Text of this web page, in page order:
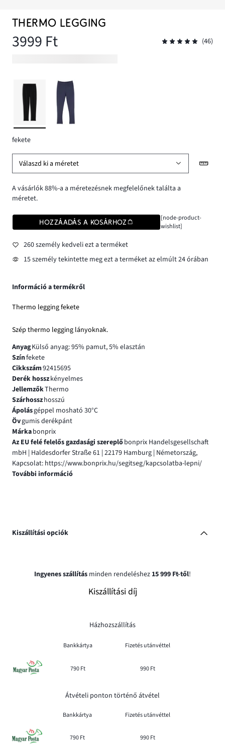
THERMO LEGGING
3999 Ft (46)
fekete
Válaszd ki a méretet
A vásárlók 88%-a a méretezésnek megfelelőnek találta a
méretet.
HOZZÁADÁS A KOSÁRHOZ
[node-product-
wishlist]
260 személy kedveli ezt a terméket
15 személy tekintette meg ezt a terméket az elmúlt 24 órában
Információ a termékről
Thermo legging fekete
Szép thermo legging lányoknak.
AnyagKülső anyag: 95% pamut, 5% elasztán
Színfekete
Cikkszám92415695
Derék hosszkényelmes
JellemzőkThermo
Szárhosszhosszú
Ápolásgéppel mosható 30°C
Övgumis derékpánt
Márkabonprix
Az EU felé felelős gazdasági szereplőbonprix Handelsgesellschaft
mbH | Haldesdorfer Straße 61 | 22179 Hamburg | Németország,
Kapcsolat: https://www.bonprix.hu/segitseg/kapcsolatba-lepni/
További információ
Kiszállítási opciók
Ingyenes szállítás minden rendeléshez 15 999 Ft-től!
Kiszállítási díj
Házhozszállítás
Bankkártya Fizetés utánvéttel
790 Ft 990 Ft
Átvételi ponton történő átvétel
Bankkártya Fizetés utánvéttel
790 Ft 990 Ft